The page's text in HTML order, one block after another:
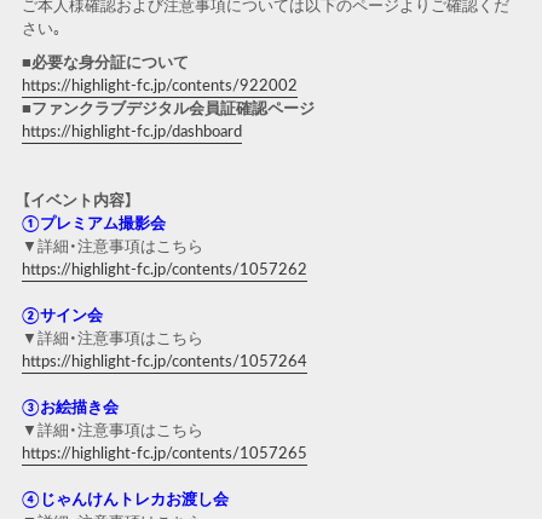
ご本人様確認および注意事項については以下のページよりご確認くだ
さい｡
■必要な身分証について
https://highlight-fc.jp/contents/922002
■ファンクラブデジタル会員証確認ページ
https://highlight-fc.jp/dashboard
【イベント内容】
①プレミアム撮影会
▼詳細・注意事項はこちら
https://highlight-fc.jp/contents/1057262
②サイン会
▼詳細・注意事項はこちら
https://highlight-fc.jp/contents/1057264
③お絵描き会
▼詳細・注意事項はこちら
https://highlight-fc.jp/contents/1057265
④じゃんけんトレカお渡し会